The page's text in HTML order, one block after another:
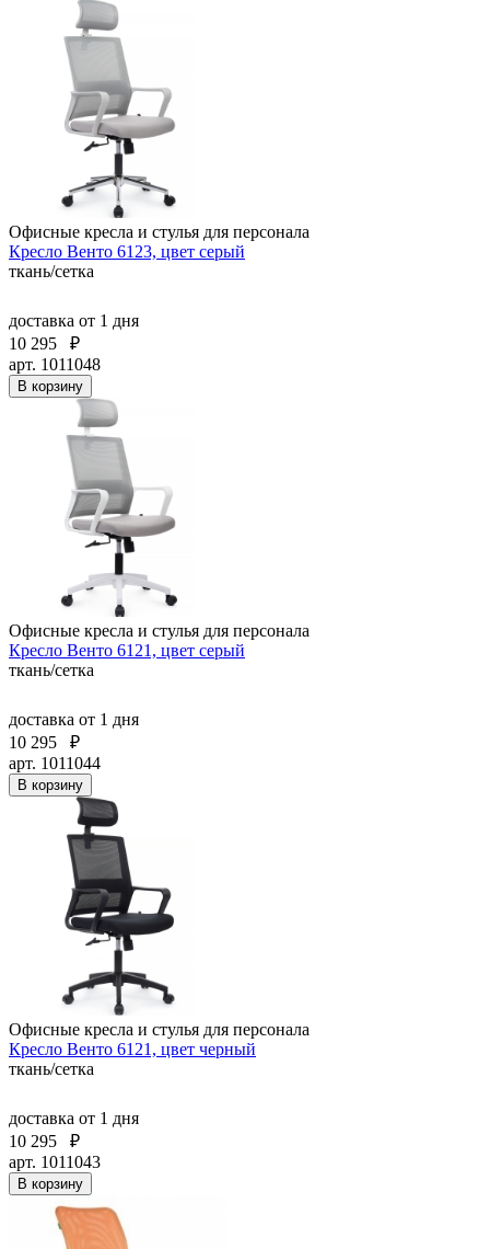
Офисные кресла и стулья для персонала
Кресло Венто 6123, цвет серый
ткань/сетка
доставка от 1 дня
10 295
₽
арт. 1011048
В корзину
Офисные кресла и стулья для персонала
Кресло Венто 6121, цвет серый
ткань/сетка
доставка от 1 дня
10 295
₽
арт. 1011044
В корзину
Офисные кресла и стулья для персонала
Кресло Венто 6121, цвет черный
ткань/сетка
доставка от 1 дня
10 295
₽
арт. 1011043
В корзину